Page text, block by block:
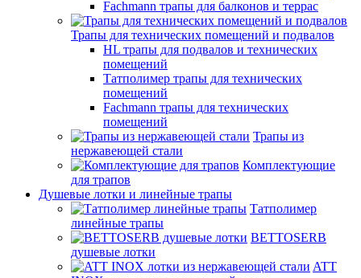
Fachmann трапы для балконов и террас
Трапы для технических помещений и подвалов
HL трапы для подвалов и технических
помещений
Татполимер трапы для технических
помещений
Fachmann трапы для технических
помещений
Трапы из
нержавеющей стали
Комплектующие
для трапов
Душевые лотки и линейные трапы
Татполимер
линейные трапы
BETTOSERB
душевые лотки
ATT